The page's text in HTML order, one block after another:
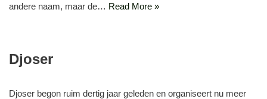
andere naam, maar de… Read More »
Djoser
Djoser begon ruim dertig jaar geleden en organiseert nu meer